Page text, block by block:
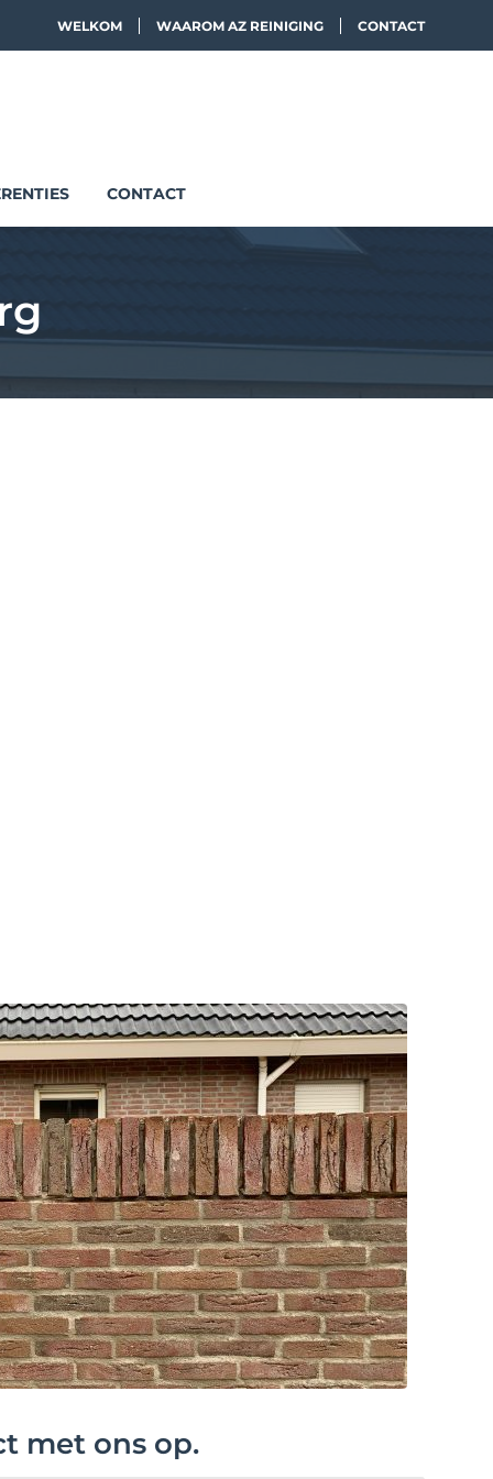
WELKOM WAAROM AZ REINIGING CONTACT
CONTACT
met ons op.